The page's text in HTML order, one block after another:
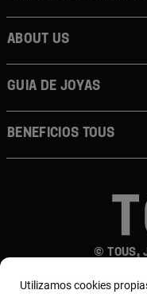
© TOUS,
About us
Guia de joyas
Beneficios TOUS
Utilizamos cookies